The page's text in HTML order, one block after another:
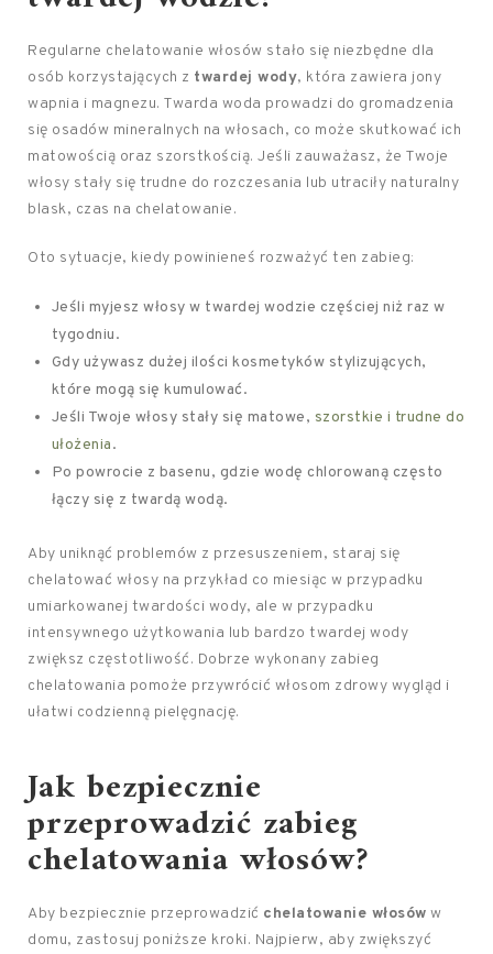
Regularne chelatowanie włosów stało się niezbędne dla
osób korzystających z twardej wody, która zawiera jony
wapnia i magnezu. Twarda woda prowadzi do gromadzenia
się osadów mineralnych na włosach, co może skutkować ich
matowością oraz szorstkością. Jeśli zauważasz, że Twoje
włosy stały się trudne do rozczesania lub utraciły naturalny
blask, czas na chelatowanie.
Oto sytuacje, kiedy powinieneś rozważyć ten zabieg:
Jeśli myjesz włosy w twardej wodzie częściej niż raz w
tygodniu.
Gdy używasz dużej ilości kosmetyków stylizujących,
które mogą się kumulować.
Jeśli Twoje włosy stały się matowe, szorstkie i trudne do
ułożenia.
Po powrocie z basenu, gdzie wodę chlorowaną często
łączy się z twardą wodą.
Aby uniknąć problemów z przesuszeniem, staraj się
chelatować włosy na przykład co miesiąc w przypadku
umiarkowanej twardości wody, ale w przypadku
intensywnego użytkowania lub bardzo twardej wody
zwiększ częstotliwość. Dobrze wykonany zabieg
chelatowania pomoże przywrócić włosom zdrowy wygląd i
ułatwi codzienną pielęgnację.
Jak bezpiecznie
przeprowadzić zabieg
chelatowania włosów?
Aby bezpiecznie przeprowadzić chelatowanie włosów w
domu, zastosuj poniższe kroki. Najpierw, aby zwiększyć